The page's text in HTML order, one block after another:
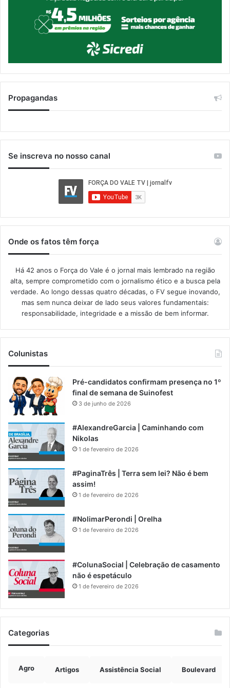
Propagandas
Se inscreva no nosso canal
Onde os fatos têm força
Há 42 anos o Força do Vale é o jornal mais lembrado na região
alta, sempre comprometido com o jornalismo ético e a busca pela
verdade. Ao longo dessas quatro décadas, o FV segue inovando,
mas sem nunca deixar de lado seus valores fundamentais:
responsabilidade, integridade e a missão de bem informar.​
Colunistas
Pré-candidatos confirmam presença no 1º
final de semana de Suinofest
3 de junho de 2026
#AlexandreGarcia | Caminhando com
Nikolas
1 de fevereiro de 2026
#PaginaTrês | Terra sem lei? Não é bem
assim!
1 de fevereiro de 2026
#NolimarPerondi | Orelha
1 de fevereiro de 2026
#ColunaSocial | Celebração de casamento
não é espetáculo
1 de fevereiro de 2026
Categorias
Agro Artigos Assistência Social Boulevard